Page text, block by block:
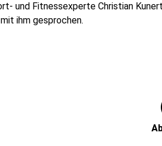
und Fitnessexperte Christian
ihm gesprochen.